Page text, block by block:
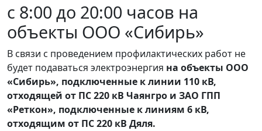
с 8:00 до 20:00 часов на
объекты ООО «Сибирь»
В связи с проведением профилактических работ не
будет подаваться электроэнергия на объекты ООО
«Сибирь», подключенные к линии 110 кВ,
отходящей от ПС 220 кВ Чаянгро и ЗАО ГПП
«Реткон», подключенные к линиям 6 кВ,
отходящим от ПС 220 кВ Дяля.